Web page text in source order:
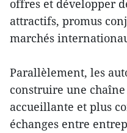
offres et développer
attractifs, promus
marchés
Parallèlement, les
construire une
accueillante et plus
échanges entre